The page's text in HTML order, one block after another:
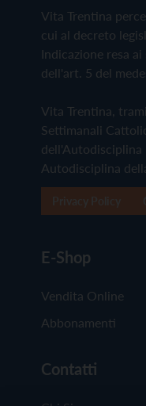
Vita Trentina
cui al decreto
Indicazione resa
dell'art. 5 del
Vita Trentina,
Settimanali
dell'Autodisciplina
Autodisciplina
E-Shop
Vendita Online
Abbonamenti
Contatti